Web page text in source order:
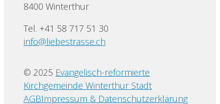
8400 Winterthur
Tel. +41 58 717 51 30
info@liebestrasse.ch
© 2025 Evangelisch-reformierte
Kirchgemeinde Winterthur Stadt
Impressum & Datenschutzerklärung
AGB